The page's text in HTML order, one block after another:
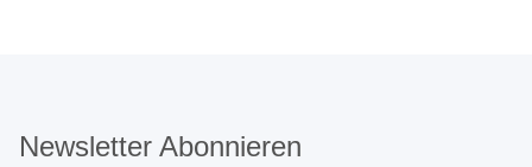
Newsletter Abonnieren